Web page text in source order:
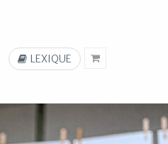
LEXIQUE